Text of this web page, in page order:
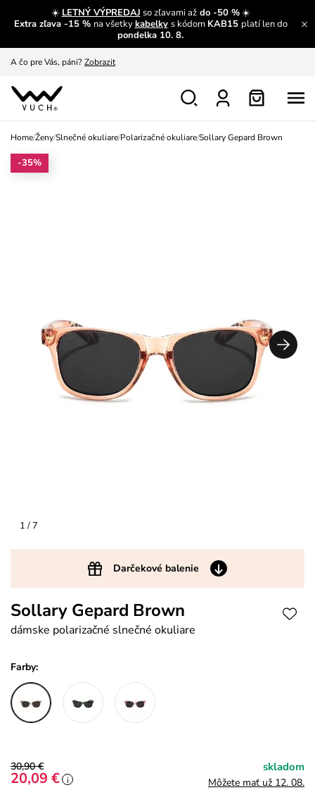
☀️ LETNÝ VÝPREDAJ so zľavami aždo -50 %☀️
Extra zľava -15 % na všetkykabelky s kódom KAB15 platí len do
pondelka 10. 8.
Prečítať viac
A čo pre Vás, páni? Zobrazit
S čím chybu neurobíš?
Nech sa inšpirovať Zobraziť
Home/Ženy/Slnečné okuliare/Polarizačné okuliare/Sollary Gepard Brown
1/ 7
Darčekové balenie
-35%
Sollary Gepard Brown
dámske polarizačné slnečné okuliare
Farby:
30,90 €
20,09 € i
skladom
Môžete mať už 12. 08.